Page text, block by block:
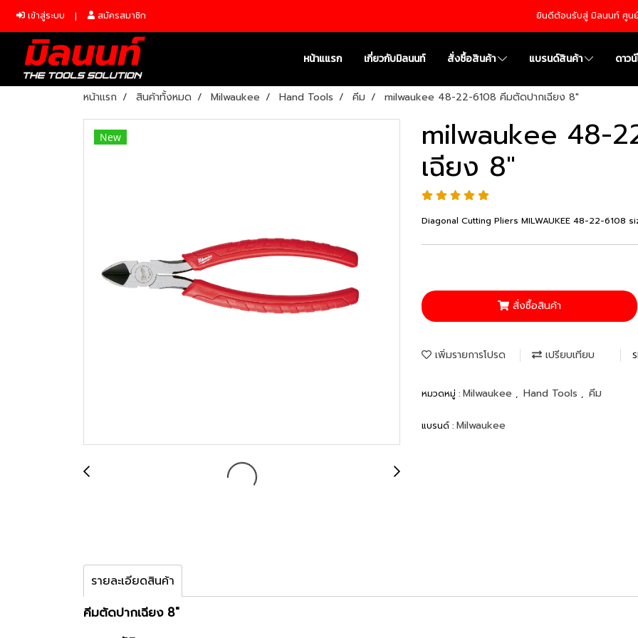
เข้าสู่ระบบ สมัครสมาชิก ยินดีต้อนรับสู่ มิลนนท์ ศูน
หน้าแแรก เกี่ยวกับมิลนนท์ สั่งซื้อสินค้า แบรนด์สินค้า ดาว
หน้าแรก สินค้าทั้งหมด Milwaukee Hand Tools คีม milwaukee 48-22-6108 คีมตัดปากเฉียง 8"
New milwaukee 48-
เฉียง 8"
Diagonal Cutting Pliers MILWAUKEE 48-22-6108
สั่งซื้อสินค้า
เพิ่มรายการโปรด เปรียบเทียบ
หมวดหมู่ : Milwaukee , Hand Tools , คีม
แบรนด์ : Milwaukee
รายละเอียดสินค้า
คีมตัดปากเฉียง 8"